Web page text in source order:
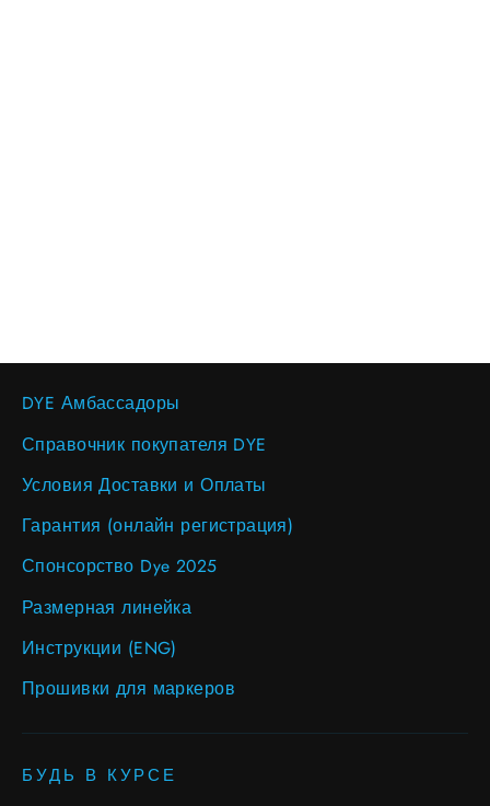
DYE Амбассадоры
Справочник покупателя DYE
Условия Доставки и Оплаты
Гарантия (онлайн регистрация)
Спонсорство Dye 2025
Размерная линейка
Инструкции (ENG)
Прошивки для маркеров
БУДЬ В КУРСЕ